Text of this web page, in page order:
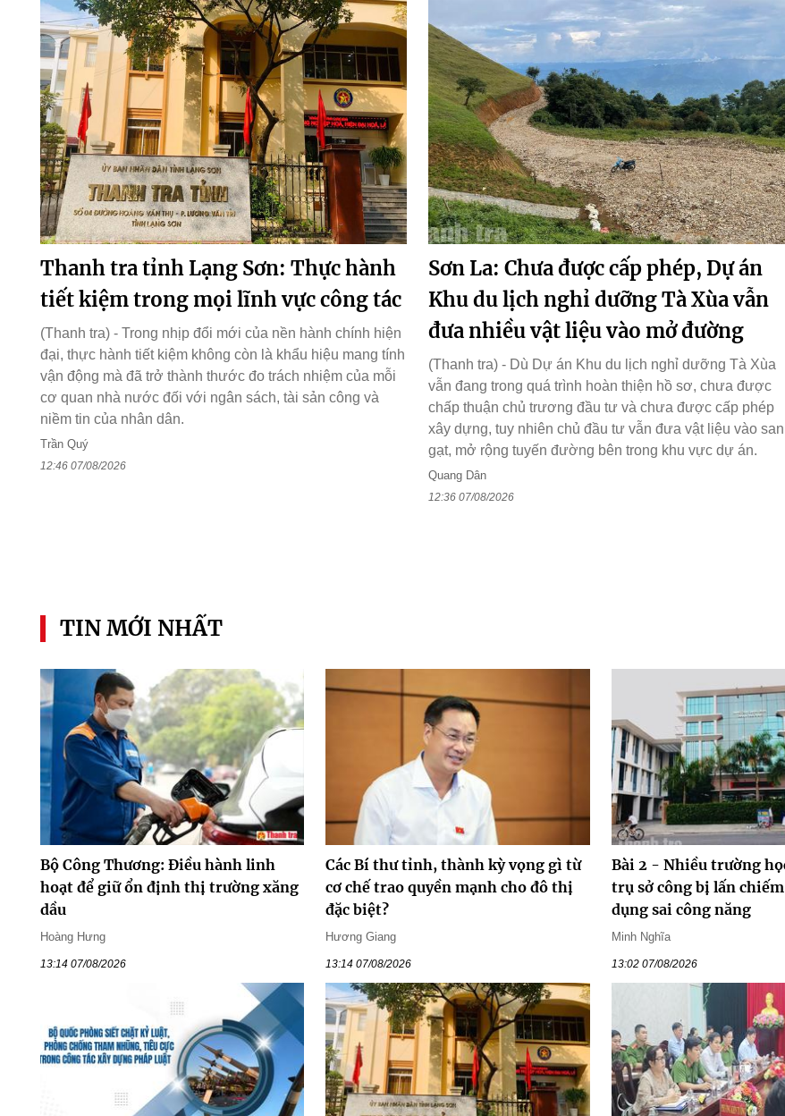
Thanh tra tỉnh Lạng Sơn: Thực hành
tiết kiệm trong mọi lĩnh vực công tác
(Thanh tra) - Trong nhịp đổi mới của nền hành chính hiện
đại, thực hành tiết kiệm không còn là khẩu hiệu mang tính
vận động mà đã trở thành thước đo trách nhiệm của mỗi
cơ quan nhà nước đối với ngân sách, tài sản công và
niềm tin của nhân dân.
Trần Quý
12:46 07/08/2026
Sơn La: Chưa được cấp phép, Dự án
Khu du lịch nghỉ dưỡng Tà Xùa vẫn
đưa nhiều vật liệu vào mở đường
(Thanh tra) - Dù Dự án Khu du lịch nghỉ dưỡng Tà Xùa
vẫn đang trong quá trình hoàn thiện hồ sơ, chưa được
chấp thuận chủ trương đầu tư và chưa được cấp phép
xây dựng, tuy nhiên chủ đầu tư vẫn đưa vật liệu vào san
gạt, mở rộng tuyến đường bên trong khu vực dự án.
Quang Dân
12:36 07/08/2026
TIN MỚI NHẤT
Bộ Công Thương: Điều hành linh
hoạt để giữ ổn định thị trường xăng
dầu
Hoàng Hưng
13:14 07/08/2026
Các Bí thư tỉnh, thành kỳ vọng gì từ
cơ chế trao quyền mạnh cho đô thị
đặc biệt?
Hương Giang
13:14 07/08/2026
Bài 2 - Nhiều trường
trụ sở công bị lấn chiếm
dụng sai công năng
Minh Nghĩa
13:02 07/08/2026